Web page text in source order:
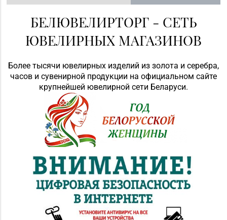
БЕЛЮВЕЛИРТОРГ - СЕТЬ
ЮВЕЛИРНЫХ МАГАЗИНОВ
Более тысячи ювелирных изделий из золота и серебра,
часов и сувенирной продукции на официальном сайте
крупнейшей ювелирной сети Беларуси.